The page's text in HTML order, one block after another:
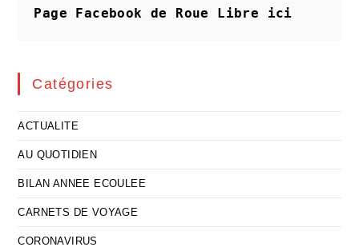
Page Facebook de Roue Libre ici
Catégories
ACTUALITE
AU QUOTIDIEN
BILAN ANNEE ECOULEE
CARNETS DE VOYAGE
CORONAVIRUS